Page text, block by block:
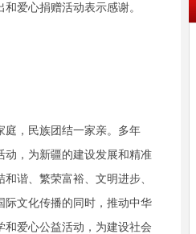
爱心捐赠活动表示感谢。
庭，民族团结一家亲。多年
动，为新疆的建设发展和精准
谐、繁荣富裕、文明进步、
际文化传播的同时，推动中华
和爱心公益活动，为建设社会